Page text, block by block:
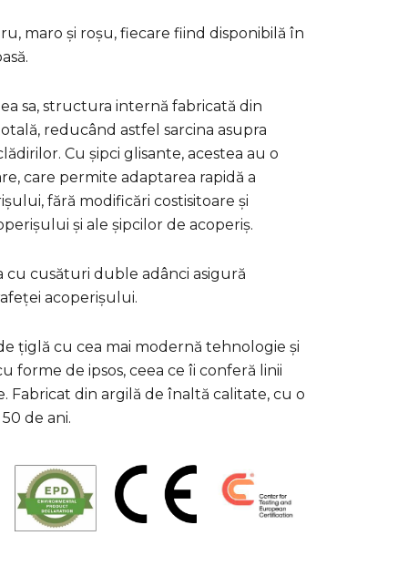
maro și roșu, fiecare fiind disponibilă în
sa, structura internă fabricată din
reducând astfel sarcina asupra
Cu șipci glisante, acestea au o
care permite adaptarea rapidă a
fără modificări costisitoare și
și ale șipcilor de acoperiș.
cu cusături duble adânci asigură
acoperișului.
țiglă cu cea mai modernă tehnologie și
forme de ipsos, ceea ce îi conferă linii
Fabricat din argilă de înaltă calitate, cu o
de ani.